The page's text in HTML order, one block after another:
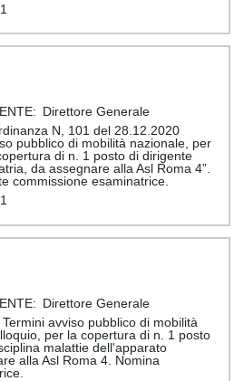
Direttore Generale
N, 101 del 28.12.2020
pubblico di mobilità nazionale, per
di n. 1 posto di dirigente
da assegnare alla Asl Roma 4”.
commissione esaminatrice.
Direttore Generale
avviso pubblico di mobilità
per la copertura di n. 1 posto
malattie dell'apparato
alla Asl Roma 4. Nomina